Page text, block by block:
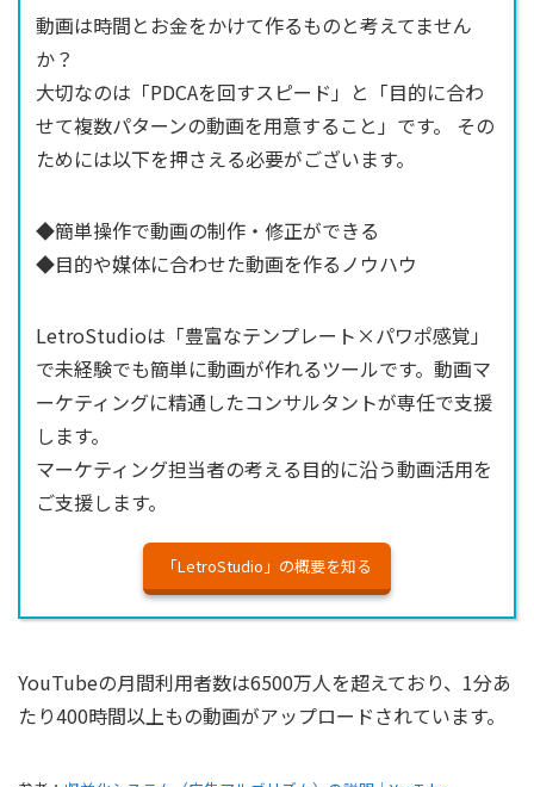
動画は時間とお金をかけて作るものと考えてません
か？
大切なのは「PDCAを回すスピード」と「目的に合わ
せて複数パターンの動画を用意すること」です。 その
ためには以下を押さえる必要がございます。
◆簡単操作で動画の制作・修正ができる
◆目的や媒体に合わせた動画を作るノウハウ
LetroStudioは「豊富なテンプレート×パワポ感覚」
で未経験でも簡単に動画が作れるツールです。動画マ
ーケティングに精通したコンサルタントが専任で支援
します。
マーケティング担当者の考える目的に沿う動画活用を
ご支援します。
「LetroStudio」の概要を知る
YouTubeの月間利用者数は6500万人を超えており、1分あ
たり400時間以上もの動画がアップロードされています。